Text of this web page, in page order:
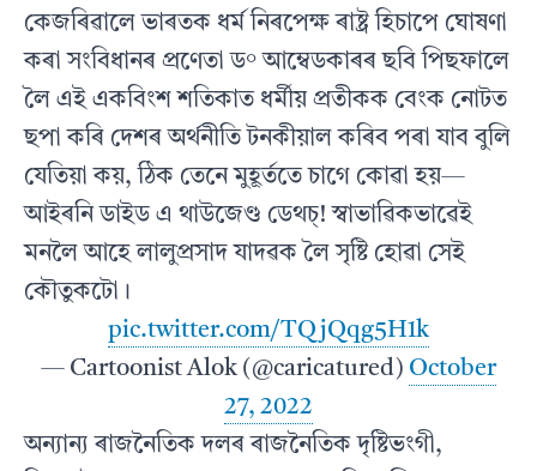
কেজৰিৱালে ভাৰতক ধৰ্ম নিৰপেক্ষ ৰাষ্ট্ৰ হিচাপে ঘোষণা
কৰা সংবিধানৰ প্ৰণেতা ড° আম্বেডকাৰৰ ছবি পিছফালে
লৈ এই একবিংশ শতিকাত ধৰ্মীয় প্ৰতীকক বেংক নোটত
ছপা কৰি দেশৰ অৰ্থনীতি টনকীয়াল কৰিব পৰা যাব বুলি
যেতিয়া কয়, ঠিক তেনে মুহূৰ্ততে চাগে কোৱা হয়—
আইৰনি ডাইড এ থাউজেণ্ড ডেথচ্! স্বাভাৱিকভাৱেই
মনলৈ আহে লালুপ্ৰসাদ যাদৱক লৈ সৃষ্টি হোৱা সেই
কৌতুকটো।
pic.twitter.com/TQjQqg5H1k
— Cartoonist Alok (@caricatured) October
27, 2022
অন্যান্য ৰাজনৈতিক দলৰ ৰাজনৈতিক দৃষ্টিভংগী,